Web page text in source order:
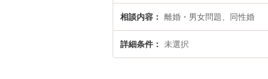
相談内容 離婚・男女問題、同性婚
詳細条件 未選択